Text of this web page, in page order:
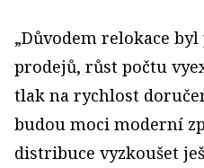
„Důvodem relokace
prodejů, růst počtu
tlak na rychlost
budou moci moderní
distribuce vyzkoušet